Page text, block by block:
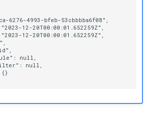
6276-4993-bfeb-53cbbbba6f08",
12-20T00:00:01.652259Z",
12-20T00:00:01.652259Z",
null,
null,